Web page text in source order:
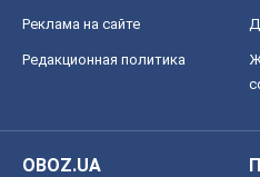
Реклама на сайте
Редакционная политика
OBOZ.UA